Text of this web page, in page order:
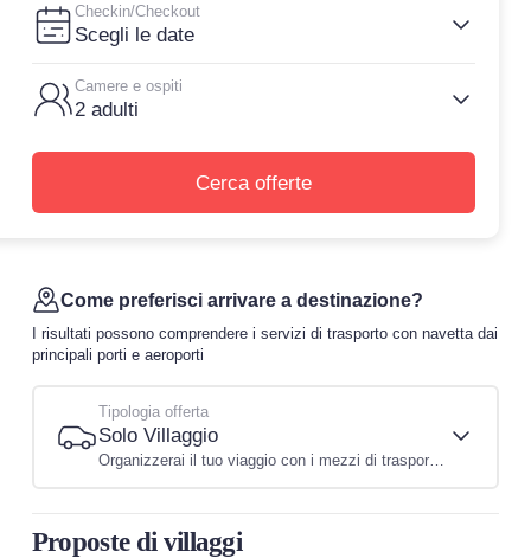
Checkin/Checkout
Scegli le date
Camere e ospiti
2 adulti
Cerca offerte
Come preferisci arrivare a destinazione?
I risultati possono comprendere i servizi di trasporto con navetta dai
principali porti e aeroporti
Tipologia offerta
Solo Villaggio
Organizzerai il tuo viaggio con i mezzi di trasporto che preferisci
Proposte di villaggi